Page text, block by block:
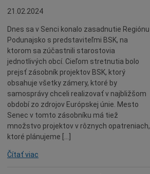
Tradície
Zvieratá
Súťaž
Pracovné ponuky
21.02.2024
Dnes sa v Senci konalo zasadnutie Regiónu
Podunajsko s predstaviteľmi BSK, na
ktorom sa zúčastnili starostovia
jednotlivých obcí. Cieľom stretnutia bolo
prejsť zásobník projektov BSK, ktorý
obsahuje všetky zámery, ktoré by
samosprávy chceli realizovať v najbližšom
období zo zdrojov Európskej únie. Mesto
Senec v tomto zásobníku má tiež
množstvo projektov v rôznych opatreniach,
ktoré plánujeme […]
Čítať viac